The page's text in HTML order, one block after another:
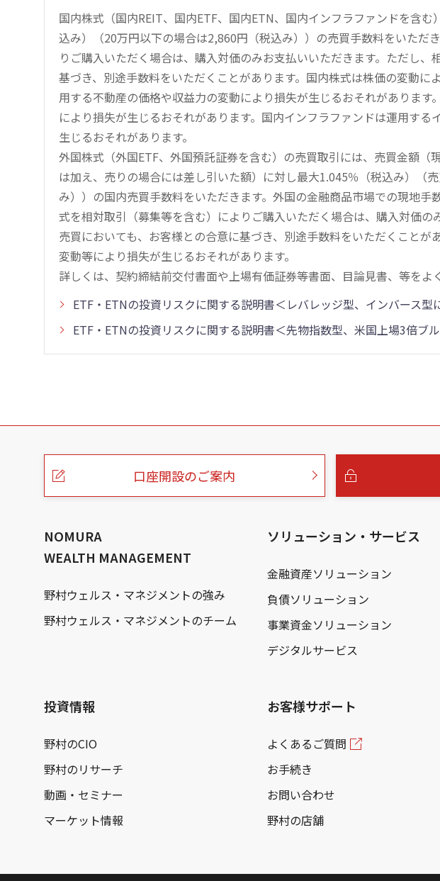
国内株式（国内REIT、国内ETF、国内ETN、国内インフラファンドを含
込み）（20万円以下の場合は2,860円（税込み））の売買手数料をいただ
りご購入いただく場合は、購入対価のみお支払いいただきます。ただし
基づき、別途手数料をいただくことがあります。国内株式は株価の変動に
用する不動産の価格や収益力の変動により損失が生じるおそれがありま
により損失が生じるおそれがあります。国内インフラファンドは運用す
生じるおそれがあります。
外国株式（外国ETF、外国預託証券を含む）の売買取引には、売買金額（
は加え、売りの場合には差し引いた額）に対し最大1.045％（税込み）（
み））の国内売買手数料をいただきます。外国の金融商品市場での現地
式を相対取引（募集等を含む）によりご購入いただく場合は、購入対価
売買においても、お客様との合意に基づき、別途手数料をいただくこと
変動等により損失が生じるおそれがあります。
詳しくは、契約締結前交付書面や上場有価証券等書面、目論見書、等をよ
ETF・ETNの投資リスクに関する説明書＜レバレッジ型、インバース型
ETF・ETNの投資リスクに関する説明書＜先物指数型、米国上場3倍ブ
こ
口座開設のご案内
NOMURA
WEALTH MANAGEMENT
野村ウェルス・マネジメントの強み
野村ウェルス・マネジメントのチーム
ソリューション・サービス
金融資産ソリューション
負債ソリューション
事業資金ソリューション
デジタルサービス
投資情報
野村のCIO
野村のリサーチ
動画・セミナー
マーケット情報
お客様サポート
よくあるご質問
お手続き
お問い合わせ
野村の店舗